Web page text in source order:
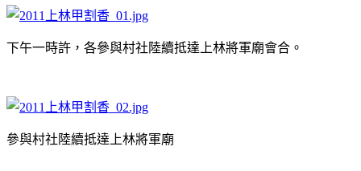
下午一時許，各參與村社陸續抵達上林將軍廟會合。
參與村社陸續抵達上林將軍廟